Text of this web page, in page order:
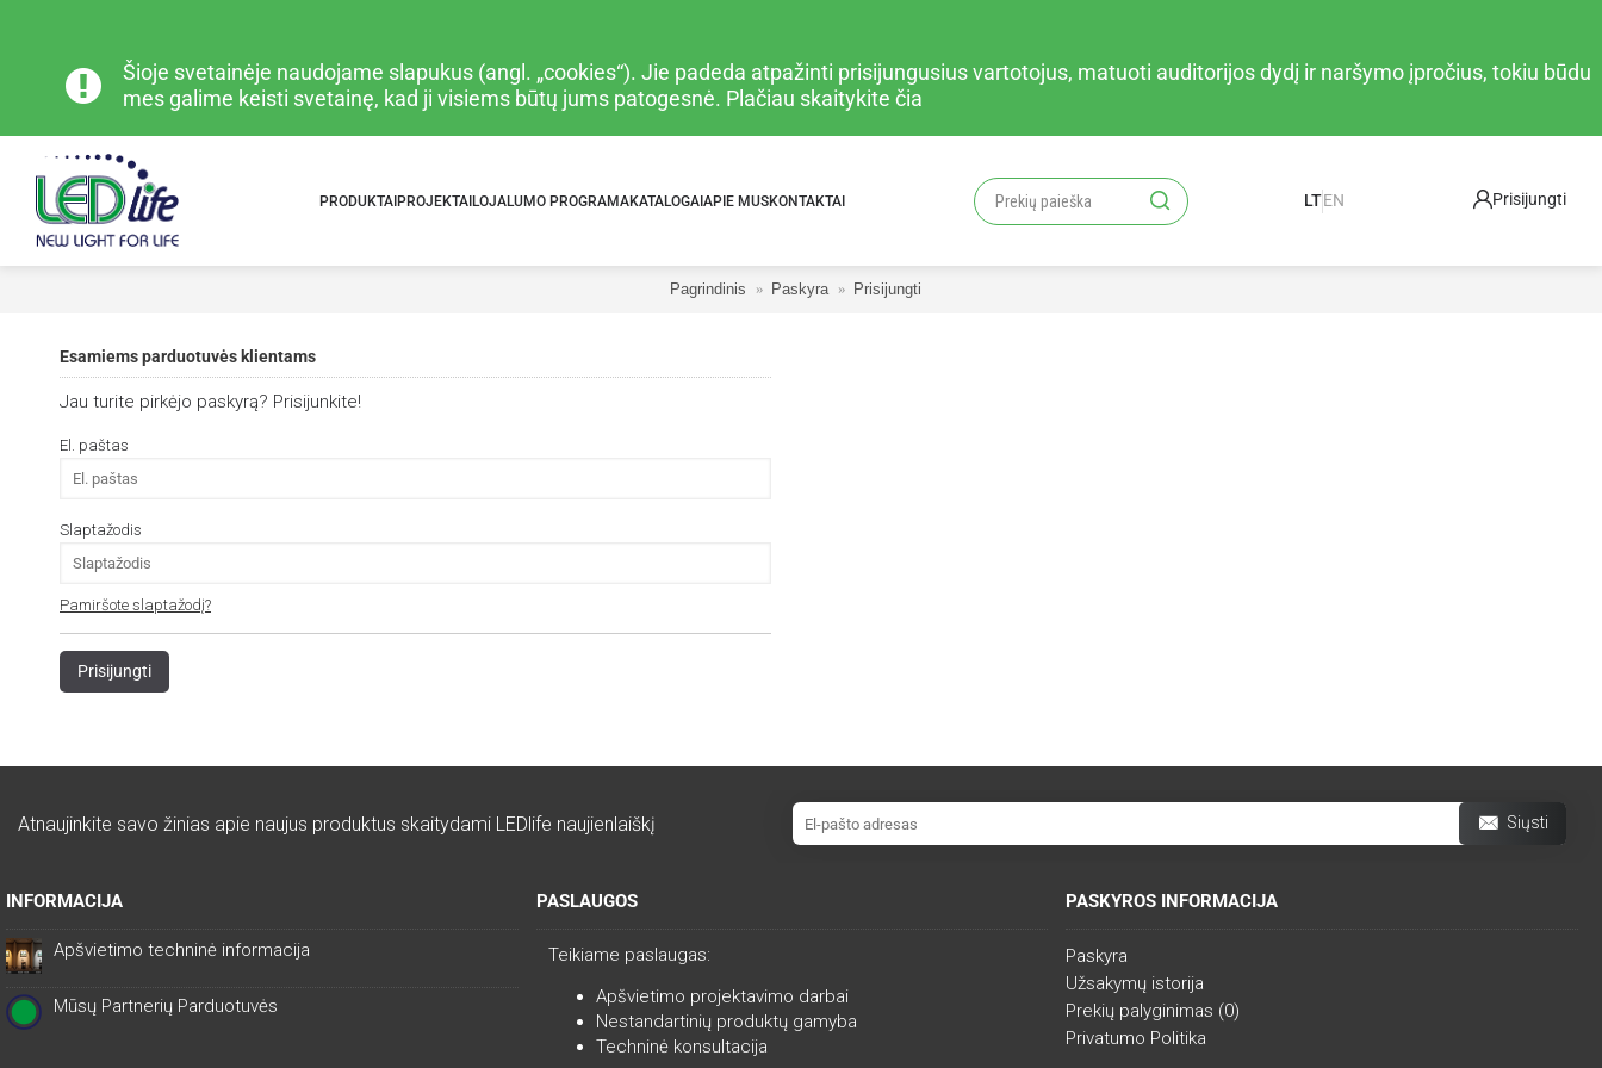
Šioje svetainėje naudojame slapukus (angl. „cookies“). Jie padeda atpažinti prisijungusius vartotojus, matuoti auditorijos dydį ir naršymo įpročius, tokiu būdu
mes galime keisti svetainę, kad ji visiems būtų jums patogesnė. Plačiau skaitykite čia
PRODUKTAI PROJEKTAI LOJALUMO PROGRAMAKATALOGAI APIE MUSKONTAKTAI LTEN Prisijungti
Pagrindinis Paskyra Prisijungti
Esamiems parduotuvės klientams
Jau turite pirkėjo paskyrą? Prisijunkite!
El. paštas
Slaptažodis
Pamiršote slaptažodį?
Atnaujinkite savo žinias apie naujus produktus skaitydami LEDlife naujienlaiškį Siųsti
INFORMACIJA
Apšvietimo techninė informacija
Mūsų Partnerių Parduotuvės
PASLAUGOS
Teikiame paslaugas:
Apšvietimo projektavimo darbai
Nestandartinių produktų gamyba
Techninė konsultacija
PASKYROS INFORMACIJA
Paskyra
Užsakymų istorija
Prekių palyginimas (0)
Privatumo Politika